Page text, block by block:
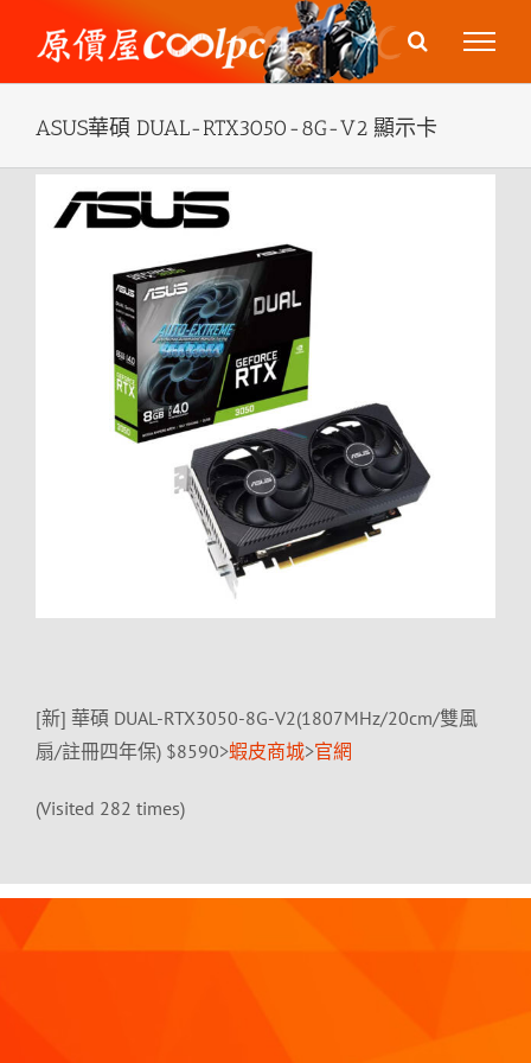
content
ASUS華碩 DUAL-RTX3050-8G-V2 顯示卡
View
Larger
[新] 華碩 DUAL-RTX3050-8G-V2(1807MHz/20cm/雙風
扇/註冊四年保) $8590>蝦皮商城>官網
(Visited 282 times)